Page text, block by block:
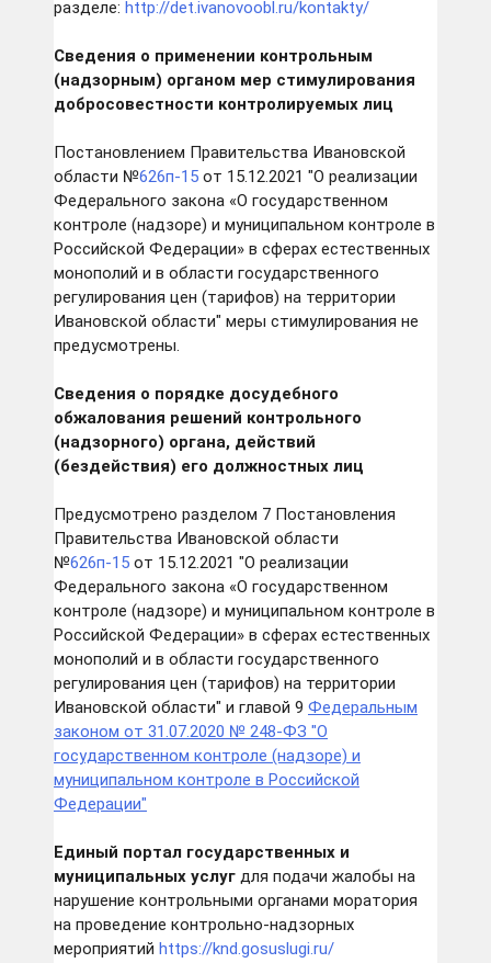
разделе: http://det.ivanovoobl.ru/kontakty/
Сведения о применении контрольным
(надзорным) органом мер стимулирования
добросовестности контролируемых лиц
Постановлением Правительства Ивановской
области №626п-15 от 15.12.2021 "О реализации
Федерального закона «О государственном
контроле (надзоре) и муниципальном контроле в
Российской Федерации» в сферах естественных
монополий и в области государственного
регулирования цен (тарифов) на территории
Ивановской области" меры стимулирования не
предусмотрены.
Сведения о порядке досудебного
обжалования решений контрольного
(надзорного) органа, действий
(бездействия) его должностных лиц
Предусмотрено разделом 7 Постановления
Правительства Ивановской области
№626п-15 от 15.12.2021 "О реализации
Федерального закона «О государственном
контроле (надзоре) и муниципальном контроле в
Российской Федерации» в сферах естественных
монополий и в области государственного
регулирования цен (тарифов) на территории
Ивановской области" и главой 9 Федеральным
законом от 31.07.2020 № 248-ФЗ "О
государственном контроле (надзоре) и
муниципальном контроле в Российской
Федерации"
Единый портал государственных и
муниципальных услуг для подачи жалобы на
нарушение контрольными органами моратория
на проведение контрольно-надзорных
мероприятий https://knd.gosuslugi.ru/